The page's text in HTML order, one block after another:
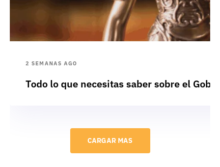
2 SEMANAS AGO
Todo lo que necesitas saber sobre el
CARGAR MAS